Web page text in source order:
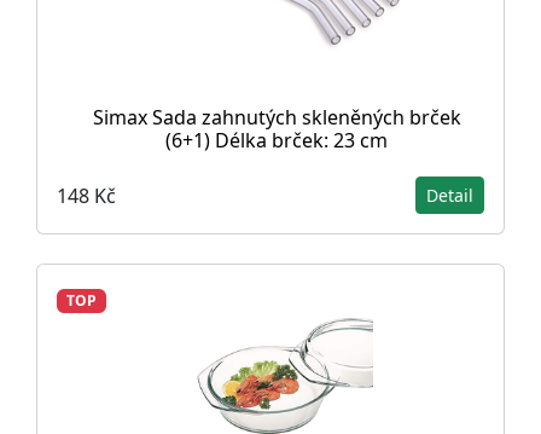
Simax Sada zahnutých skleněných brček
(6+1) Délka brček: 23 cm
148 Kč Detail
TOP